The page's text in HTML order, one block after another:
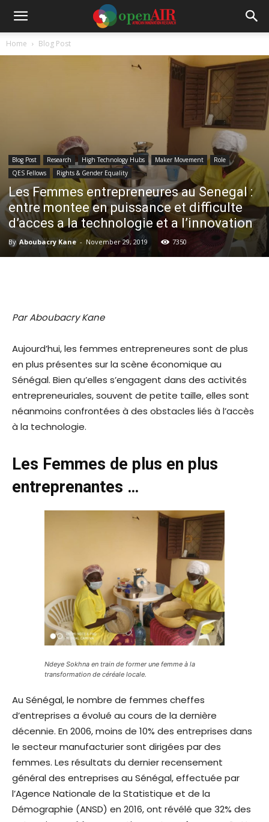
Home Blog Post
Blog Post Research High Technology Hubs Maker Movement
Role
QES Fellows
Rights & Gender Equality
Les Femmes entrepreneures au Senegal :
entre montee en puissance et difficulte
d’acces a la technologie et a l’innovation
By Aboubacry Kane - November 29, 2019 7350
Par Aboubacry Kane
Aujourd’hui, les femmes entrepreneures sont de plus
en plus présentes sur la scène économique au
Sénégal. Bien qu’elles s’engagent dans des activités
entrepreneuriales, souvent de petite taille, elles sont
néanmoins confrontées à des obstacles liés à l’accès
à la technologie.
Les Femmes de plus en plus
entreprenantes …
Ndeye Sokhna en train de former une femme à la
transformation de céréale locale.
Au Sénégal, le nombre de femmes cheffes
d’entreprises a évolué au cours de la dernière
décennie. En 2006, moins de 10% des entreprises dans
le secteur manufacturier sont dirigées par des
femmes. Les résultats du dernier recensement
général des entreprises au Sénégal, effectuée par
l’Agence Nationale de la Statistique et de la
Démographie (ANSD) en 2016, ont révélé que 32% des